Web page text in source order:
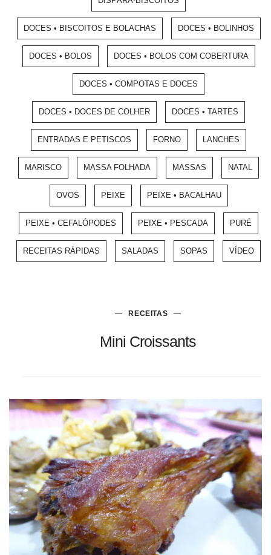
DOCES • BISCOITOS E BOLACHAS DOCES • BOLINHOS
DOCES • BOLOS DOCES • BOLOS COM COBERTURA
DOCES • COMPOTAS E DOCES
DOCES • DOCES DE COLHER DOCES • TARTES
ENTRADAS E PETISCOS FORNO LANCHES
MARISCO MASSA FOLHADA MASSAS NATAL
OVOS PEIXE PEIXE • BACALHAU
PEIXE • CEFALÓPODES PEIXE • PESCADA PURÉ
RECEITAS RÁPIDAS SALADAS SOPAS VÍDEO
RECEITAS
Mini Croissants